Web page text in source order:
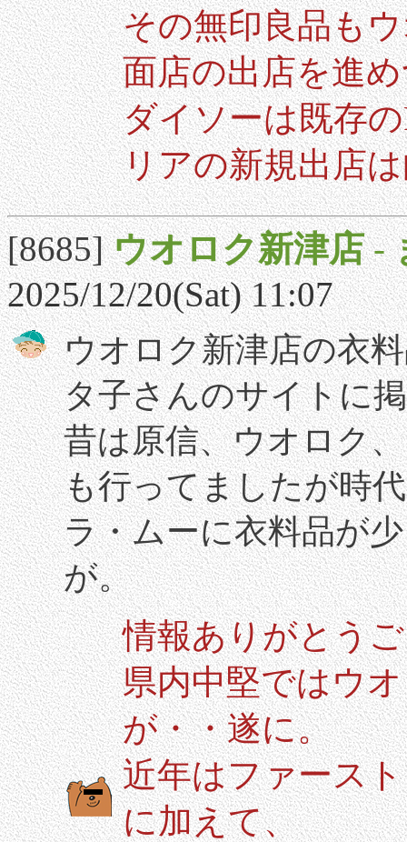
その無印良品も
面店の出店を進
ダイソーは既存
リアの新規出店
[8685]ウオロク新津店-
2025/12/20(Sat) 11:07
ウオロク新津店の衣
タ子さんのサイトに
昔は原信、ウオロク
も行ってましたが時
ラ・ムーに衣料品が
が。
情報ありがとう
県内中堅ではウ
が・・遂に。
近年はファース
に加えて、